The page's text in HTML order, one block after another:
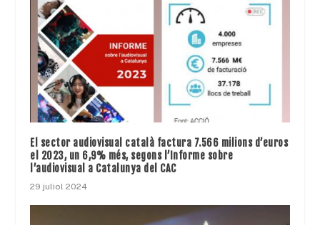
El sector audiovisual català factura 7.566 milions d’euros
el 2023, un 6,9% més, segons l’Informe sobre
l’audiovisual a Catalunya del CAC
29 juliol 2024